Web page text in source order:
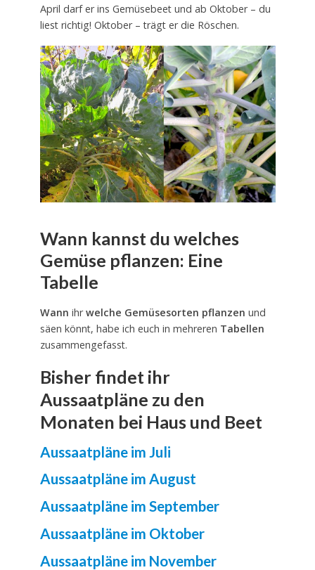
April darf er ins Gemüsebeet und ab Oktober – du
liest richtig! Oktober – trägt er die Röschen.
Wann kannst du welches
Gemüse pflanzen: Eine
Tabelle
Wann ihrwelche Gemüsesorten pflanzen und
säen könnt, habe ich euch in mehreren Tabellen
zusammengefasst.
Bisher findet ihr
Aussaatpläne zu den
Monaten bei Haus und Beet
Aussaatpläne im Juli
Aussaatpläne im August
Aussaatpläne im September
Aussaatpläne im Oktober
Aussaatpläne im November